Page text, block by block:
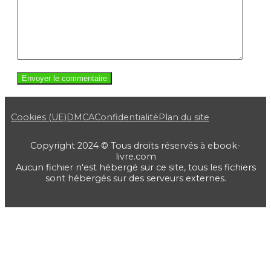
Cookies (UE)DMCAConfidentialitéPlan du site
Copyright 2024 © Tous droits réservés à ebook-
livre.com
Aucun fichier n'est hébergé sur ce site, tous les fichiers
sont hébergés sur des serveurs externes.